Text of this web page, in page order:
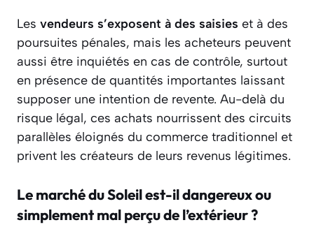
Les vendeurs s’exposent à des saisies et à des
poursuites pénales, mais les acheteurs peuvent
aussi être inquiétés en cas de contrôle, surtout
en présence de quantités importantes laissant
supposer une intention de revente. Au-delà du
risque légal, ces achats nourrissent des circuits
parallèles éloignés du commerce traditionnel et
privent les créateurs de leurs revenus légitimes.
Le marché du Soleil est-il dangereux ou
simplement mal perçu de l’extérieur ?